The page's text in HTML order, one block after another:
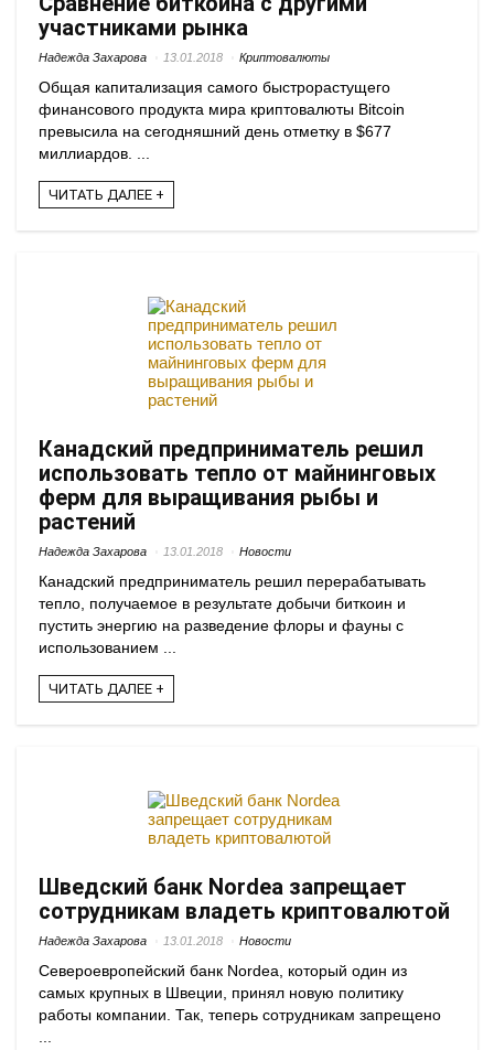
участниками рынка
Надежда Захарова 13.01.2018 Криптовалюты
Общая капитализация самого быстрорастущего
финансового продукта мира криптовалюты Bitcoin
превысила на сегодняшний день отметку в $677
миллиардов. ...
ЧИТАТЬ ДАЛЕЕ +
Канадский предприниматель решил
использовать тепло от майнинговых
ферм для выращивания рыбы и
растений
Надежда Захарова 13.01.2018 Новости
Канадский предприниматель решил перерабатывать
тепло, получаемое в результате добычи биткоин и
пустить энергию на разведение флоры и фауны с
использованием ...
ЧИТАТЬ ДАЛЕЕ +
Шведский банк Nordea запрещает
сотрудникам владеть криптовалютой
Надежда Захарова 13.01.2018 Новости
Североевропейский банк Nordea, который один из
самых крупных в Швеции, принял новую политику
работы компании. Так, теперь сотрудникам запрещено